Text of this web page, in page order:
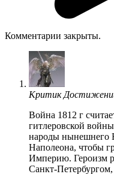
Комментарии закрыты.
Критик
Война 1812 г
гитлеровской
народы нынешнего
Наполеона, чтобы
Империю. Героизм
Санкт-